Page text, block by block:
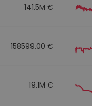
141.5M €
158599.00 €
19.1M €